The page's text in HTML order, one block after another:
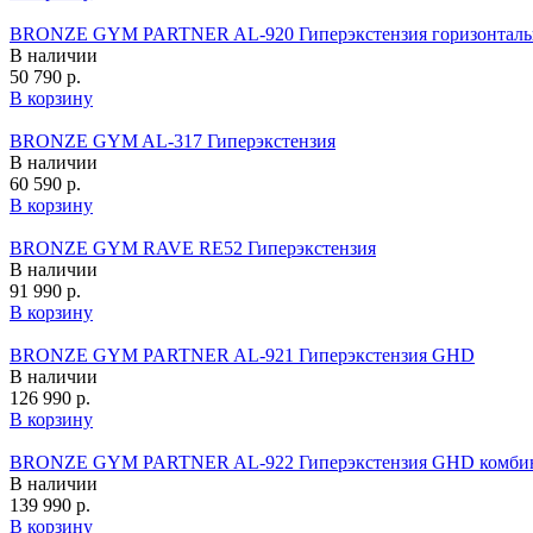
BRONZE GYM PARTNER AL-920 Гиперэкстензия
В наличии
50 790 р.
В корзину
BRONZE GYM AL-317 Гиперэкстензия
В наличии
60 590 р.
В корзину
BRONZE GYM RAVE RE52 Гиперэкстензия
В наличии
91 990 р.
В корзину
BRONZE GYM PARTNER AL-921 Гиперэкстензия GHD
В наличии
126 990 р.
В корзину
BRONZE GYM PARTNER AL-922 Гиперэкстензия GHD
В наличии
139 990 р.
В корзину